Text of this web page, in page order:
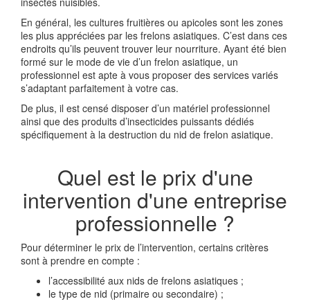
En général, les cultures fruitières ou apicoles sont les zones
les plus appréciées par les frelons asiatiques. C’est dans ces
endroits qu’ils peuvent trouver leur nourriture. Ayant été bien
formé sur le mode de vie d’un frelon asiatique, un
professionnel est apte à vous proposer des services variés
s’adaptant parfaitement à votre cas.
De plus, il est censé disposer d’un matériel professionnel
ainsi que des produits d’insecticides puissants dédiés
spécifiquement à la destruction du nid de frelon asiatique.
Quel est le prix d'une
intervention d'une entreprise
professionnelle ?
Pour déterminer le prix de l’intervention, certains critères
sont à prendre en compte :
l’accessibilité aux nids de frelons asiatiques ;
le type de nid (primaire ou secondaire) ;